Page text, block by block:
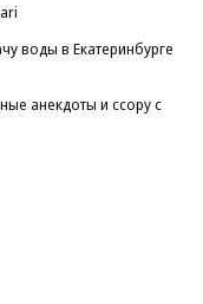
воды в Екатеринбурге
анекдоты и ссору с